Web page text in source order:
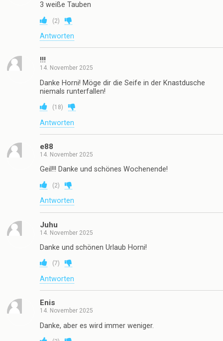
3 weiße Tauben
(2)
Antworten
!!!
14. November 2025
Danke Horni! Möge dir die Seife in der Knastdusche
niemals runterfallen!
(18)
Antworten
e88
14. November 2025
Geil!!! Danke und schönes Wochenende!
(2)
Antworten
Juhu
14. November 2025
Danke und schönen Urlaub Horni!
(7)
Antworten
Enis
14. November 2025
Danke, aber es wird immer weniger.